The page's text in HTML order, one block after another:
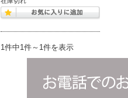
1件中1件～1件を表示